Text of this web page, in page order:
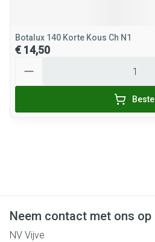
Botalux 140 Korte Kous Ch N1
€ 14,50
Bestel
Neem contact met ons op
NV Vijve